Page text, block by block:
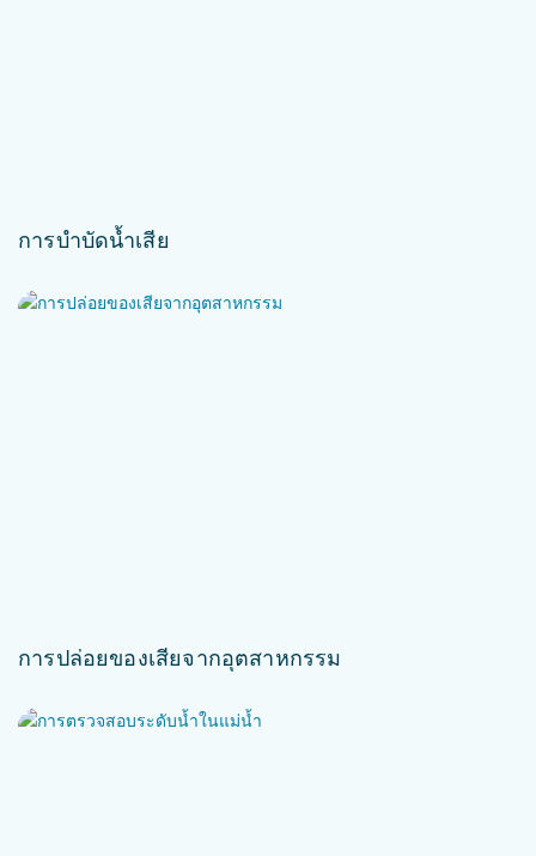
การบำบัดน้ำเสีย
การปล่อยของเสียจากอุตสาหกรรม